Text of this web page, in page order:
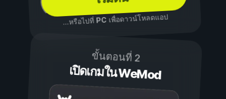
...หรือไปที่ PCเพื่อดาวน์โหลดแอป
ขั้นตอนที่ 2
เปิดเกมใน WeMod